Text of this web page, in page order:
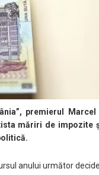
premierul
măriri de impozite
anului următor